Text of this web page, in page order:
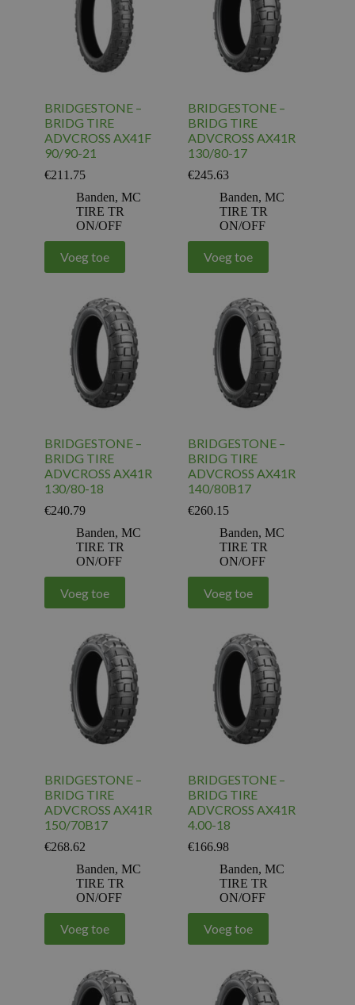
BRIDGESTONE –
BRIDG TIRE
ADVCROSS AX41F
90/90-21
€211.75
Banden, MC
TIRE TR
ON/OFF
Voeg toe
BRIDGESTONE –
BRIDG TIRE
ADVCROSS AX41R
130/80-17
€245.63
Banden, MC
TIRE TR
ON/OFF
Voeg toe
BRIDGESTONE –
BRIDG TIRE
ADVCROSS AX41R
130/80-18
€240.79
Banden, MC
TIRE TR
ON/OFF
Voeg toe
BRIDGESTONE –
BRIDG TIRE
ADVCROSS AX41R
140/80B17
€260.15
Banden, MC
TIRE TR
ON/OFF
Voeg toe
BRIDGESTONE –
BRIDG TIRE
ADVCROSS AX41R
150/70B17
€268.62
Banden, MC
TIRE TR
ON/OFF
Voeg toe
BRIDGESTONE –
BRIDG TIRE
ADVCROSS AX41R
4.00-18
€166.98
Banden, MC
TIRE TR
ON/OFF
Voeg toe